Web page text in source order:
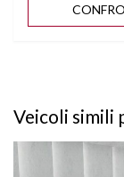
Veicoli simili
Vedi dettagli